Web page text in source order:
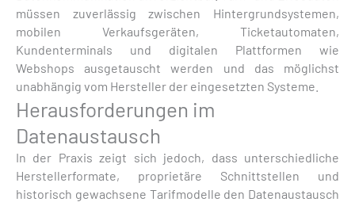
müssen zuverlässig zwischen Hintergrundsystemen,
mobilen Verkaufsgeräten, Ticketautomaten,
Kundenterminals und digitalen Plattformen wie
Webshops ausgetauscht werden und das möglichst
unabhängig vom Hersteller der eingesetzten Systeme.
Herausforderungen im
Datenaustausch
In der Praxis zeigt sich jedoch, dass unterschiedliche
Herstellerformate, proprietäre Schnittstellen und
historisch gewachsene Tarifmodelle den Datenaustausch